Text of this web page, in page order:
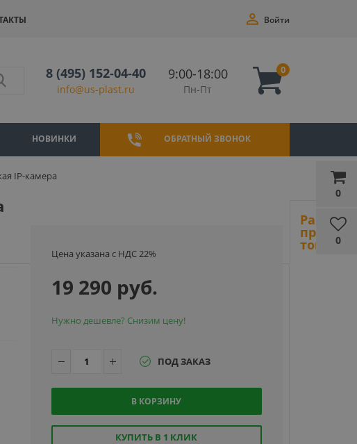
0
0
Войти
8 (495) 152-04-40
info@us-plast.ru
9:00-18:00
Пн-Пт
0
НОВИНКИ ОБРАТНЫЙ ЗВОНОК
IP-камера
Цена указана с НДС 22%
19 290 руб.
Нужно дешевле? Снизим цену!
ПОД ЗАКАЗ
В КОРЗИНУ
КУПИТЬ В 1 КЛИК
Ранее
товары